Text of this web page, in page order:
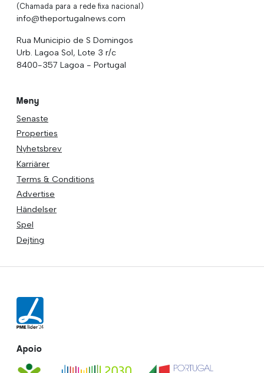
(Chamada para a rede fixa nacional)
info@theportugalnews.com
Rua Municipio de S Domingos
Urb. Lagoa Sol, Lote 3 r/c
8400-357 Lagoa - Portugal
Meny
Senaste
Properties
Nyhetsbrev
Karriärer
Terms & Conditions
Advertise
Händelser
Spel
Dejting
Apoio